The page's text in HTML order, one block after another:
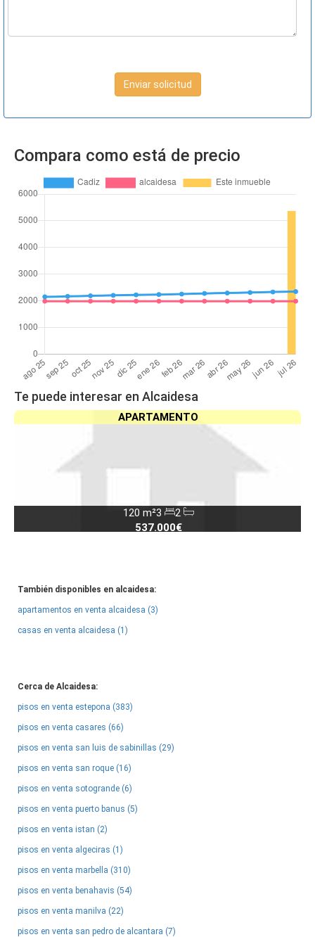
Enviar solicitud
Compara como está de precio
Te puede interesar en Alcaidesa
APARTAMENTO
120 m²3
2
537.000€
También disponibles en alcaidesa:
apartamentos en venta alcaidesa (3)
casas en venta alcaidesa (1)
Cerca de Alcaidesa:
pisos en venta estepona (383)
pisos en venta casares (66)
pisos en venta san luis de sabinillas (29)
pisos en venta san roque (16)
pisos en venta sotogrande (6)
pisos en venta puerto banus (5)
pisos en venta istan (2)
pisos en venta algeciras (1)
pisos en venta marbella (310)
pisos en venta benahavis (54)
pisos en venta manilva (22)
pisos en venta san pedro de alcantara (7)